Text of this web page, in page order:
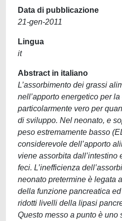
Data di pubblicazione
21-gen-2011
Lingua
it
Abstract in italiano
L’assorbimento dei grassi
nell’apporto energetico per
particolarmente vero per
di sviluppo. Nel neonato, e
peso estremamente basso
considerevole dell’apporto
viene assorbita dall’intestino
feci. L’inefficienza
neonato pretermine è legata
della funzione pancreatica
ridotti livelli della lipasi
Questo messo a punto è uno